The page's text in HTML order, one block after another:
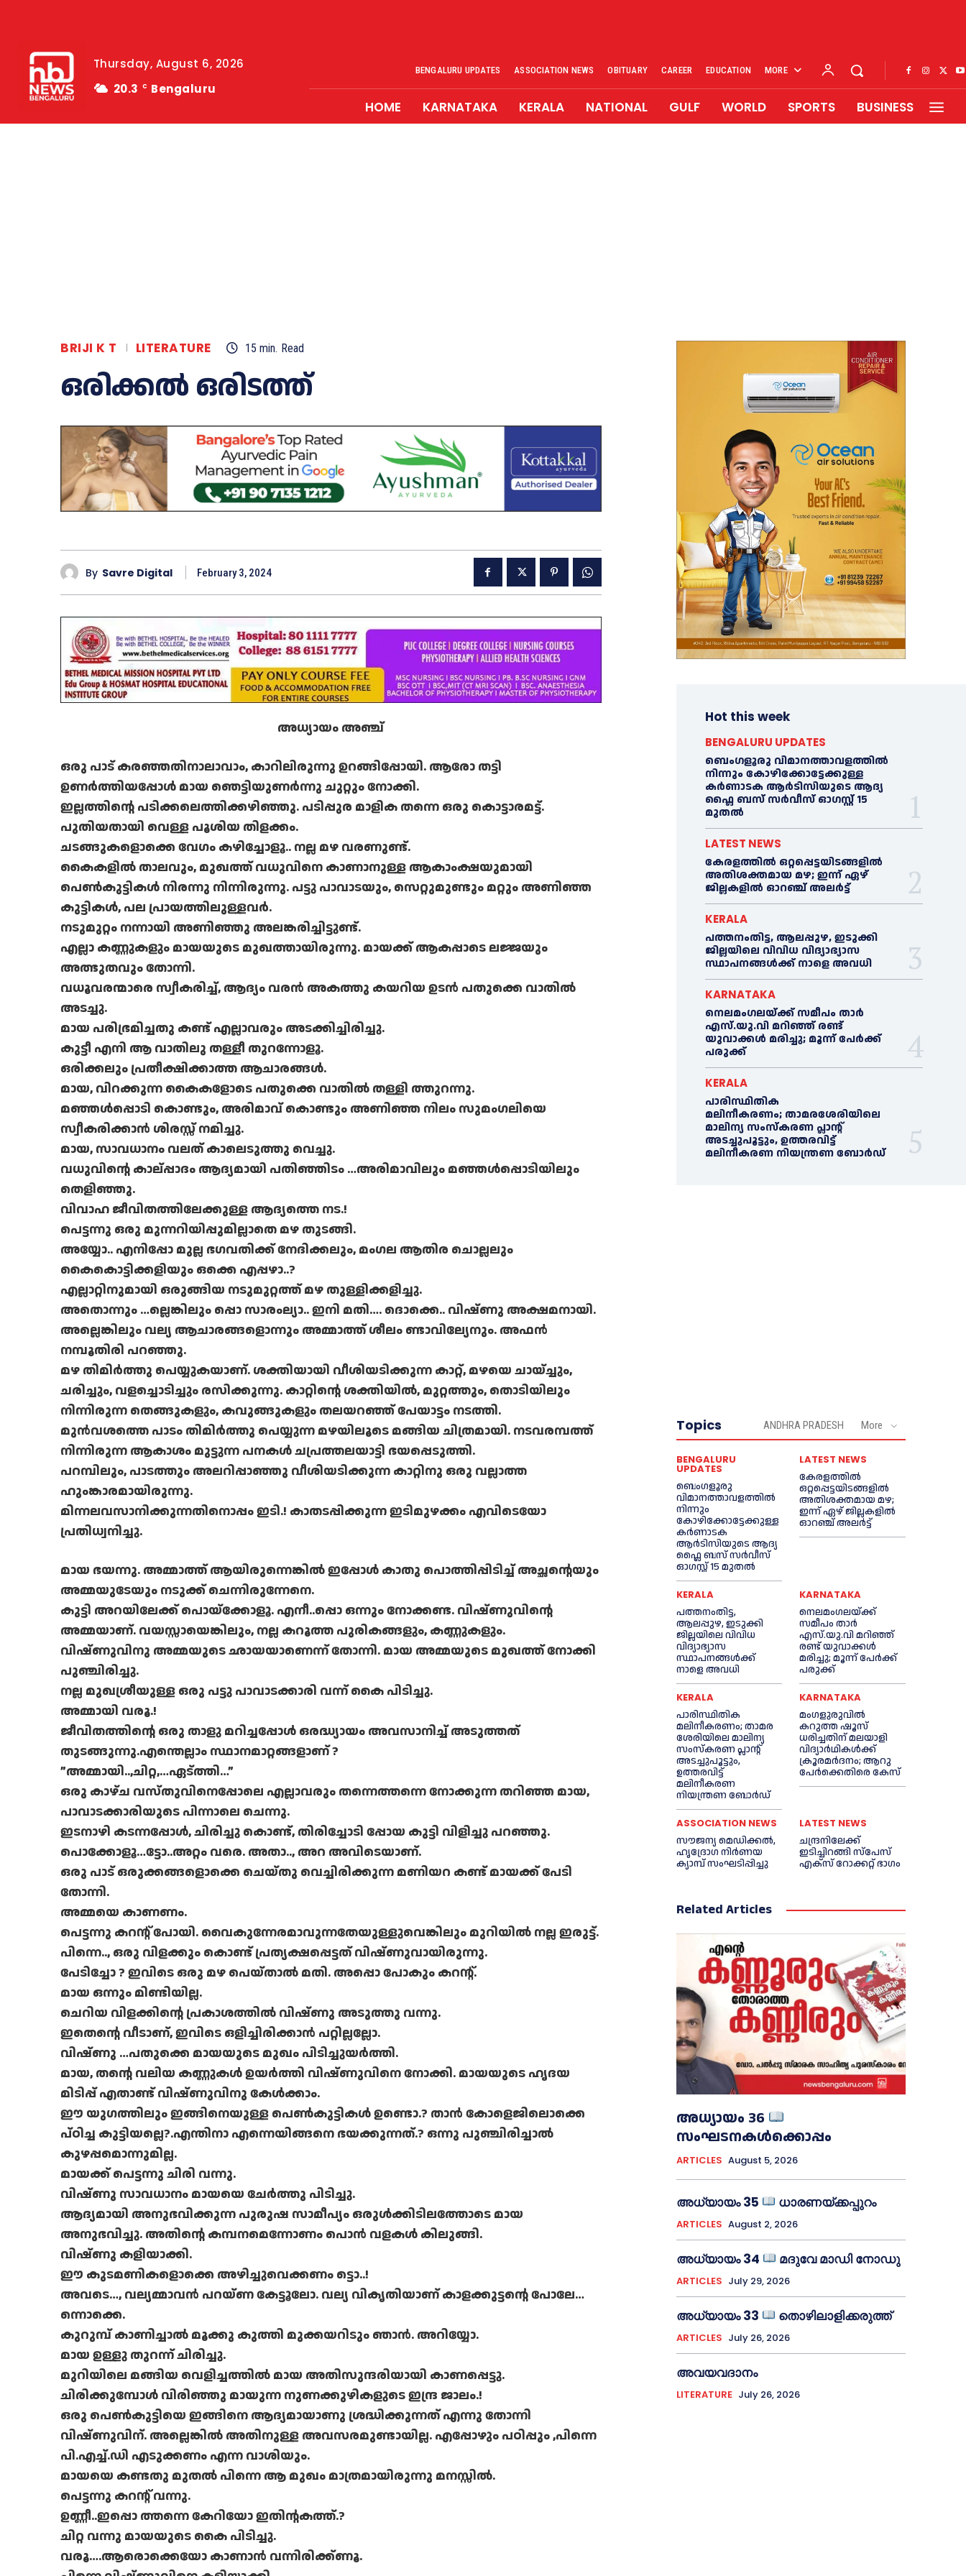
Thursday, August 6, 2026
20.3
C Bengaluru
BENGALURU UPDATES ASSOCIATION NEWS OBITUARY CAREER EDUCATION MORE
HOME KARNATAKA KERALA NATIONAL GULF WORLD SPORTS BUSINESS
BRIJI K T LITERATURE 15 min. Read
ഒരിക്കൽ ഒരിടത്ത്
By Savre Digital February 3, 2024
അധ്യായം അഞ്ച്
ഒരു പാട് കരഞ്ഞതിനാലാവാം, കാറിലിരുന്നു ഉറങ്ങിപ്പോയി. ആരോ തട്ടി
ഉണര്‍ത്തിയപ്പോള്‍ മായ ഞെട്ടിയുണര്‍ന്നു ചുറ്റും നോക്കി.
ഇല്ലത്തിന്റെ പടിക്കലെത്തിക്കഴിഞ്ഞു. പടിപ്പുര മാളിക തന്നെ ഒരു കൊട്ടാരമട്ട്.
പുതിയതായി വെള്ള പൂശിയ തിളക്കം.
ചടങ്ങുകളൊക്കെ വേഗം കഴിച്ചോളൂ.. നല്ല മഴ വരണുണ്ട്.
കൈകളില്‍ താലവും, മുഖത്ത് വധുവിനെ കാണാനുള്ള ആകാംക്ഷയുമായി
പെണ്‍കുട്ടികള്‍ നിരന്നു നിന്നിരുന്നു. പട്ടു പാവാടയും, സെറ്റുമുണ്ടും മറ്റും അണിഞ്ഞ
കുട്ടികള്‍, പല പ്രായത്തിലുള്ളവര്‍.
നടുമുറ്റം നന്നായി അണിഞ്ഞു അലങ്കരിച്ചിട്ടുണ്ട്.
എല്ലാ കണ്ണുകളും മായയുടെ മുഖത്തായിരുന്നു. മായക്ക് ആകപ്പാടെ ലജ്ജയും
അത്ഭുതവും തോന്നി.
വധൂവരന്മാരെ സ്വീകരിച്ച്, ആദ്യം വരന്‍ അകത്തു കയറിയ ഉടന്‍ പതുക്കെ വാതില്‍
അടച്ചു.
മായ പരിഭ്രമിച്ചതു കണ്ട് എല്ലാവരും അടക്കിച്ചിരിച്ചു.
കുട്ടീ എനി ആ വാതിലു തള്ളീ തുറന്നോളൂ.
ഒരിക്കലും പ്രതീക്ഷിക്കാത്ത ആചാരങ്ങള്‍.
മായ, വിറക്കുന്ന കൈകളോടെ പതുക്കെ വാതില്‍ തള്ളി ത്തുറന്നു.
മഞ്ഞള്‍പ്പൊടി കൊണ്ടും, അരിമാവ് കൊണ്ടും അണിഞ്ഞ നിലം സുമംഗലിയെ
സ്വീകരിക്കാന്‍ ശിരസ്സ് നമിച്ചു.
മായ, സാവധാനം വലത് കാലെടുത്തു വെച്ചു.
വധുവിന്റെ കാല്പ്പാദം ആദ്യമായി പതിഞ്ഞിടം …അരിമാവിലും മഞ്ഞള്‍പ്പൊടിയിലും
തെളിഞ്ഞു.
വിവാഹ ജീവിതത്തിലേക്കുള്ള ആദ്യത്തെ നട.!
പെട്ടന്നു ഒരു മുന്നറിയിപ്പുമില്ലാതെ മഴ തുടങ്ങി.
അയ്യോ.. എനിപ്പോ മുല്ല ഭഗവതിക്ക് നേദിക്കലും, മംഗല ആതിര ചൊല്ലലും
കൈകൊട്ടിക്കളിയും ഒക്കെ എപ്പഴാ..?
എല്ലാറ്റിനുമായി ഒരുങ്ങിയ നടുമുറ്റത്ത് മഴ തുള്ളിക്കളിച്ചു.
അതൊന്നും …ല്ലെങ്കിലും പ്പൊ സാരംല്യാ.. ഇനി മതി…. ദൊക്കെ.. വിഷ്ണു അക്ഷമനായി.
അല്ലെങ്കിലും വല്യ ആചാരങ്ങളൊന്നും അമ്മാത്ത് ശീലം ണ്ടാവില്യേനും. അഫന്‍
നമ്പൂതിരി പറഞ്ഞു.
മഴ തിമിര്‍ത്തു പെയ്യുകയാണ്. ശക്തിയായി വീശിയടിക്കുന്ന കാറ്റ്, മഴയെ ചായ്ച്ചും,
ചരിച്ചും, വളച്ചൊടിച്ചും രസിക്കുന്നു. കാറ്റിന്റെ ശക്തിയില്‍, മുറ്റത്തും, തൊടിയിലും
നിന്നിരുന്ന തെങ്ങുകളും, കവുങ്ങുകളും തലയറഞ്ഞ് പേയാട്ടം നടത്തി.
മുന്‍വശത്തെ പാടം തിമിര്‍ത്തു പെയ്യുന്ന മഴയിലൂടെ മങ്ങിയ ചിത്രമായി. നടവരമ്പത്ത്
നിന്നിരുന്ന ആകാശം മുട്ടുന്ന പനകള്‍ ചപ്രത്തലയാട്ടി ഭയപ്പെടുത്തി.
പറമ്പിലും, പാടത്തും അലറിപ്പാഞ്ഞു വീശിയടിക്കുന്ന കാറ്റിനു ഒരു വല്ലാത്ത
ഹുംങ്കാരമായിരുന്നു.
മിന്നലവസാനിക്കുന്നതിനൊപ്പം ഇടി.! കാതടപ്പിക്കുന്ന ഇടിമുഴക്കം എവിടെയോ
പ്രതിധ്വനിച്ചു.
മായ ഭയന്നു. അമ്മാത്ത് ആയിരുന്നെങ്കില്‍ ഇപ്പോള്‍ കാതു പൊത്തിപ്പിടിച്ച് അച്ഛന്റെയും
അമ്മയുടേയും നടുക്ക് ചെന്നിരുന്നേനെ.
കുട്ടി അറയിലേക്ക് പൊയ്‌ക്കോളൂ. എനീ..പ്പൊ ഒന്നും നോക്കണ്ട. വിഷ്ണുവിന്റെ
അമ്മയാണ്. വയസ്സായെങ്കിലും, നല്ല കറൂത്ത പുരികങ്ങളും, കണ്ണുകളും.
വിഷ്ണുവിനു അമ്മയുടെ ഛായയാണെന്ന് തോന്നി. മായ അമ്മയുടെ മുഖത്ത് നോക്കി
പുഞ്ചിരിച്ചു.
നല്ല മുഖശ്രീയുള്ള ഒരു പട്ടു പാവാടക്കാരി വന്ന് കൈ പിടിച്ചു.
അമ്മായി വരൂ.!
ജീവിതത്തിന്റെ ഒരു താളു മറിച്ചപ്പോള്‍ ഒരദ്ധ്യായം അവസാനിച്ച് അടുത്തത്
തുടങ്ങുന്നു.എന്തെല്ലാം സ്ഥാനമാറ്റങ്ങളാണ് ?
”അമ്മായി..,ചിറ്റ,…ഏട്ത്തി…”
ഒരു കാഴ്ച വസ്തുവിനെപ്പോലെ എല്ലാവരും തന്നെത്തന്നെ നോക്കുന്ന തറിഞ്ഞ മായ,
പാവാടക്കാരിയുടെ പിന്നാലെ ചെന്നു.
ഇടനാഴി കടന്നപ്പോള്‍, ചിരിച്ചു കൊണ്ട്, തിരിച്ചോടി പ്പോയ കുട്ടി വിളിച്ചു പറഞ്ഞു.
പൊക്കോളൂ…ട്ടോ..അറ്റം വരെ. അതാ.., അറ അവിടെയാണ്.
ഒരു പാട് ഒരുക്കങ്ങളൊക്കെ ചെയ്തു വെച്ചിരിക്കുന്ന മണിയറ കണ്ട് മായക്ക് പേടി
തോന്നി.
അമ്മയെ കാണണം.
പെട്ടന്നു കറന്റ് പോയി. വൈകുന്നേരമാവുന്നതേയുള്ളുവെങ്കിലും മുറിയില്‍ നല്ല ഇരുട്ട്.
പിന്നെ.., ഒരു വിളക്കും കൊണ്ട് പ്രത്യക്ഷപ്പെട്ടത് വിഷ്ണുവായിരുന്നു.
പേടിച്ചോ ? ഇവിടെ ഒരു മഴ പെയ്താല്‍ മതി. അപ്പൊ പോകും കറന്റ്.
മായ ഒന്നും മിണ്ടിയില്ല.
ചെറിയ വിളക്കിന്റെ പ്രകാശത്തില്‍ വിഷ്ണു അടുത്തു വന്നു.
ഇതെന്റെ വീടാണ്, ഇവിടെ ഒളിച്ചിരിക്കാന്‍ പറ്റില്ലല്ലോ.
വിഷ്ണു …പതുക്കെ മായയുടെ മുഖം പിടിച്ചുയര്‍ത്തി.
മായ, തന്റെ വലിയ കണ്ണുകള്‍ ഉയര്‍ത്തി വിഷ്ണുവിനെ നോക്കി. മായയുടെ ഹൃദയ
മിടിപ്പ് എതാണ്ട് വിഷ്ണുവിനു കേള്‍ക്കാം.
ഈ യുഗത്തിലും ഇങ്ങിനെയുള്ള പെണ്‍കുട്ടികള്‍ ഉണ്ടൊ.? താന്‍ കോളെജിലൊക്കെ
പ്ഠിച്ച കുട്ടിയല്ലെ?.എന്തിനാ എന്നെയിങ്ങനെ ഭയക്കുന്നത്.? ഒന്നു പുഞ്ചിരിച്ചാല്‍
കുഴപ്പമൊന്നുമില്ല.
മായക്ക് പെട്ടന്നു ചിരി വന്നു.
വിഷ്ണു സാവധാനം മായയെ ചേര്‍ത്തു പിടിച്ചു.
ആദ്യമായി അനുഭവിക്കുന്ന പുരുഷ സാമീപ്യം ഒരുള്‍ക്കിടിലത്തോടെ മായ
അനുഭവിച്ചു. അതിന്റെ കമ്പനമെന്നോണം പൊന്‍ വളകള്‍ കിലുങ്ങി.
വിഷ്ണു കളിയാക്കി.
ഈ കുടമണികളൊക്കെ അഴിച്ചുവെക്കണം ട്ടൊ..!
അവടെ…, വല്യമ്മാവന്‍ പറയ്ണ കേട്ടൂലോ. വല്യ വികൃതിയാണ് കാളക്കുട്ടന്റെ പോലേ…
ന്നൊക്കെ.
കുറുമ്പ് കാണിച്ചാല്‍ മൂക്കു കുത്തി മുക്കയറിടും ഞാന്‍. അറിയ്യോ.
മായ ഉള്ളു തുറന്ന് ചിരിച്ചു.
മുറിയിലെ മങ്ങിയ വെളിച്ചത്തില്‍ മായ അതിസുന്ദരിയായി കാണപ്പെട്ടു.
ചിരിക്കുമ്പോള്‍ വിരിഞ്ഞു മായുന്ന നുണക്കുഴികളുടെ ഇന്ദ്ര ജാലം.!
ഒരു പെണ്‍കുട്ടിയെ ഇങ്ങിനെ ആദ്യമായാണു ശ്രദ്ധിക്കുന്നത് എന്നു തോന്നി
വിഷ്ണുവിന്. അല്ലെങ്കില്‍ അതിനുള്ള അവസരമുണ്ടായില്ല. എപ്പോഴും പഠിപ്പും ,പിന്നെ
പി.എച്ച്.ഡി എടുക്കണം എന്ന വാശിയും.
മായയെ കണ്ടതു മുതല്‍ പിന്നെ ആ മുഖം മാത്രമായിരുന്നു മനസ്സില്‍.
പെട്ടന്നു കറന്റ് വന്നു.
ഉണ്ണീ..ഇപ്പൊ ത്തന്നെ കേറിയോ ഇതിന്റകത്ത്.?
ചിറ്റ വന്നു മായയുടെ കൈ പിടിച്ചു.
വരൂ….ആരൊക്കെയോ കാണാന്‍ വന്നിരിക്ക്ണൂ.
Hot this week
BENGALURU UPDATES
ബെംഗളൂരു വിമാനത്താവളത്തിൽ
നിന്നും കോഴിക്കോട്ടേക്കുള്ള
കർണാടക ആർടിസിയുടെ ആദ്യ
ഫ്ലൈ ബസ് സര്‍വീസ് ഓഗസ്റ്റ് 15
മുതല്‍
LATEST NEWS
കേരളത്തില്‍ ഒറ്റപ്പെട്ടയിടങ്ങളില്‍
അതിശക്തമായ മഴ; ഇന്ന് ഏഴ്
ജില്ലകളില്‍ ഓറഞ്ച് അലര്‍ട്ട്
KERALA
പത്തനംതിട്ട, ആലപ്പുഴ, ഇടുക്കി
ജില്ലയിലെ വിവിധ വിദ്യാഭ്യാസ
സ്ഥാപനങ്ങള്‍ക്ക് നാളെ അവധി
KARNATAKA
നെലമംഗലയ്ക്ക് സമീപം താർ
എസ്‌.യു.വി മറിഞ്ഞ് രണ്ട്
യുവാക്കൾ മരിച്ചു; മൂന്ന് പേർക്ക്
പരുക്ക്
KERALA
പാരിസ്ഥിതിക
മലിനീകരണം; താമരശേരിയിലെ
മാലിന്യ സംസ്കരണ പ്ലാന്റ്
അടച്ചുപൂട്ടും, ഉത്തരവിട്ട്
മലിനീകരണ നിയന്ത്രണ ബോർഡ്
Topics ANDHRA PRADESH More
BENGALURU
UPDATES
ബെംഗളൂരു
വിമാനത്താവളത്തിൽ
നിന്നും
കോഴിക്കോട്ടേക്കുള്ള
കർണാടക
ആർടിസിയുടെ ആദ്യ
ഫ്ലൈ ബസ് സര്‍വീസ്
ഓഗസ്റ്റ് 15 മുതല്‍
LATEST NEWS
കേരളത്തില്‍
ഒറ്റപ്പെട്ടയിടങ്ങളില്‍
അതിശക്തമായ മഴ;
ഇന്ന് ഏഴ് ജില്ലകളില്‍
ഓറഞ്ച് അലര്‍ട്ട്
KERALA
പത്തനംതിട്ട,
ആലപ്പുഴ, ഇടുക്കി
ജില്ലയിലെ വിവിധ
വിദ്യാഭ്യാസ
സ്ഥാപനങ്ങള്‍ക്ക്
നാളെ അവധി
KARNATAKA
നെലമംഗലയ്ക്ക്
സമീപം താർ
എസ്‌.യു.വി മറിഞ്ഞ്
രണ്ട് യുവാക്കൾ
മരിച്ചു; മൂന്ന് പേർക്ക്
പരുക്ക്
KERALA
പാരിസ്ഥിതിക
മലിനീകരണം; താമര
ശേരിയിലെ മാലിന്യ
സംസ്കരണ പ്ലാന്റ്
അടച്ചുപൂട്ടും,
ഉത്തരവിട്ട്
മലിനീകരണ
നിയന്ത്രണ ബോർഡ്
KARNATAKA
മംഗളുരുവില്‍
കറുത്ത ഷൂസ്
ധരിച്ചതിന് മലയാളി
വിദ്യാര്‍ഥികള്‍ക്ക്
ക്രൂരമര്‍ദനം; ആറു
പേര്‍ക്കെതിരെ കേസ്
ASSOCIATION NEWS
സൗജന്യ മെഡിക്കല്‍,
ഹൃദ്രോഗ നിര്‍ണയ
ക്യാമ്പ് സംഘടിപ്പിച്ചു
LATEST NEWS
ചന്ദ്രനിലേക്ക്
ഇടിച്ചിറങ്ങി സ്പേസ്
എക്സ് റോക്കറ്റ് ഭാഗം
Related Articles
അധ്യായം 36
സംഘടനകൾക്കൊപ്പം
ARTICLES August 5, 2026
അധ്യായം 35 ധാരണയ്ക്കപ്പുറം
ARTICLES August 2, 2026
അധ്യായം 34 മദുവേ മാഡി നോഡു
ARTICLES July 29, 2026
അധ്യായം 33 തൊഴിലാളിക്കരുത്ത്
ARTICLES July 26, 2026
അവയവദാനം
LITERATURE July 26, 2026